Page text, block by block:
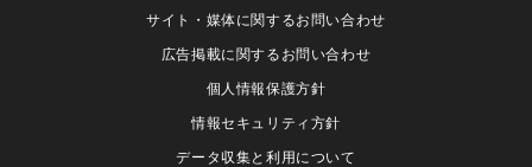
サイト・媒体に関するお問い合わせ
広告掲載に関するお問い合わせ
個人情報保護方針
情報セキュリティ方針
データ収集と利用について